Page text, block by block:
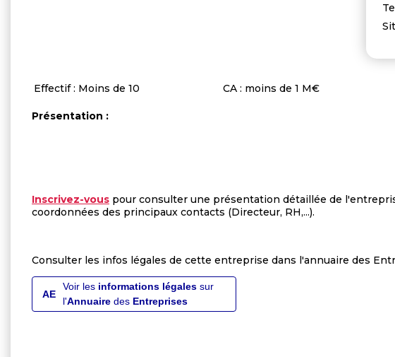
Effectif : Moins de 10 CA : moins de 1 M€
Présentation :
Inscrivez-vous pour consulter une présentation détaillée de
coordonnées des principaux contacts (Directeur, RH,...).
Consulter les infos légales de cette entreprise dans l'annuaire des